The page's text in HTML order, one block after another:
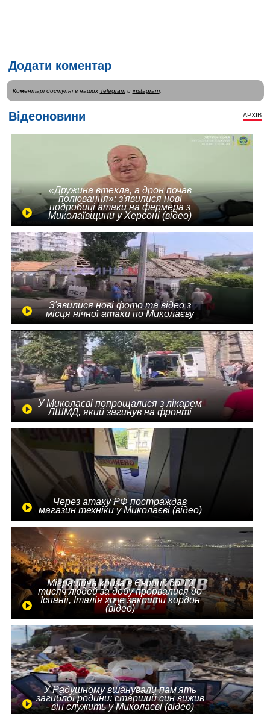
Додати коментар
Коментарі доступні в наших Telegramи instagram.
Відеоновини АРХІВ
«Дружина втекла, а дрон почав
полювання»: з'явилися нові
подробиці атаки на фермера з
Миколаївщини у Херсоні (відео)
З'явилися нові фото та відео з
місця нічної атаки по Миколаєву
У Миколаєві попрощалися з лікарем
ЛШМД, який загинув на фронті
Через атаку РФ постраждав
магазин техніки у Миколаєві (відео)
Міграційна криза в Європі: до 10
тисяч людей за добу прорвалися до
Іспанії, Італія хоче закрити кордон
(відео)
У Радушному вшанували пам'ять
загиблої родини: старший син вижив
- він служить у Миколаєві (відео)